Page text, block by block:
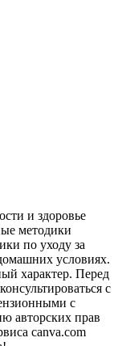
и здоровье
методики
по уходу за
условиях.
характер. Перед
с
с
авторских прав
canva.com